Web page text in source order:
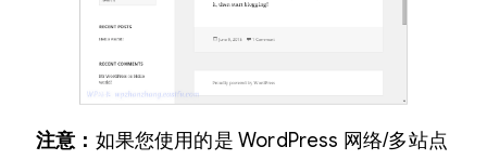
注意： 如果您使用的是 WordPress 网络/多站点